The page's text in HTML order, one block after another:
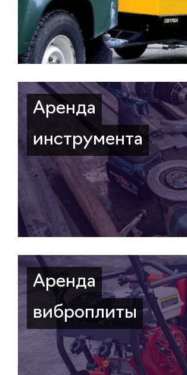
Аренда
инструмента
Аренда
виброплиты